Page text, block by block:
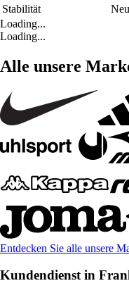
Stabilität
Loading...
Loading...
Alle unsere
Entdecken Sie alle unsere
Kundendienst in